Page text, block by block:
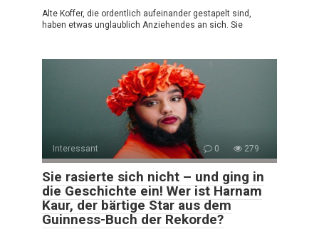
Alte Koffer, die ordentlich aufeinander gestapelt sind,
haben etwas unglaublich Anziehendes an sich. Sie
Interessant 0 279
Sie rasierte sich nicht – und ging in
die Geschichte ein! Wer ist Harnam
Kaur, der bärtige Star aus dem
Guinness-Buch der Rekorde?